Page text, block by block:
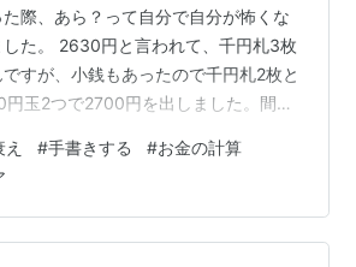
際、あら？って自分で自分が怖くな
した。 2630円と言われて、千円札3枚
すが、小銭もあったので千円札2枚と
玉2つで2700円を出しました。間違
ら？これでいいのよね？」と考えてし
風に最近お金の計算がパパッといか
。これキャッシュレスのせいで脳が
はと心配になりました。そして認知
#手書きする #お金の計算